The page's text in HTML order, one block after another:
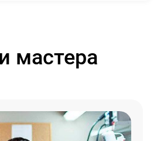
мастера